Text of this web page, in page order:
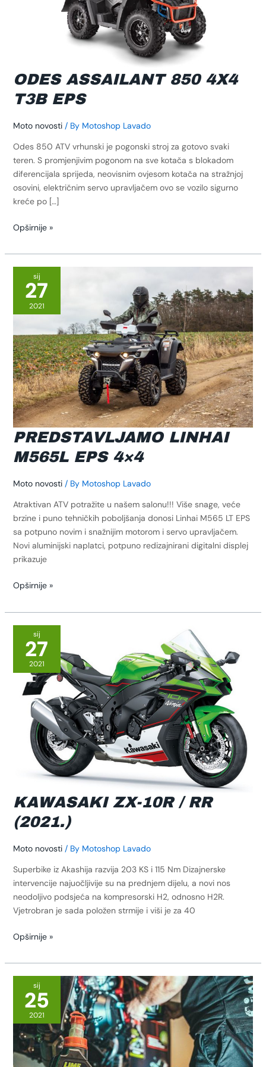
ODES ASSAILANT 850 4X4
T3B EPS
Moto novosti/ By Motoshop Lavado
Odes 850 ATV vrhunski je pogonski stroj za gotovo svaki
teren. S promjenjivim pogonom na sve kotača s blokadom
diferencijala sprijeda, neovisnim ovjesom kotača na stražnjoj
osovini, električnim servo upravljačem ovo se vozilo sigurno
kreće po […]
Opširnije »
sij
27
2021
PREDSTAVLJAMO LINHAI
M565L EPS 4×4
Moto novosti/ By Motoshop Lavado
Atraktivan ATV potražite u našem salonu!!! Više snage, veće
brzine i puno tehničkih poboljšanja donosi Linhai M565 LT EPS
sa potpuno novim i snažnijim motorom i servo upravljačem.
Novi aluminijski naplatci, potpuno redizajnirani digitalni displej
prikazuje
Linhai
M565L
EPS
4×4
Opširnije »
sij
27
2021
KAWASAKI ZX-10R / RR
(2021.)
Moto novosti/ By Motoshop Lavado
Superbike iz Akashija razvija 203 KS i 115 Nm Dizajnerske
intervencije najuočljivije su na prednjem dijelu, a novi nos
neodoljivo podsjeća na kompresorski H2, odnosno H2R.
Vjetrobran je sada položen strmije i viši je za 40
RR
(2021.)
Opširnije »
sij
25
2021
Green
Motul